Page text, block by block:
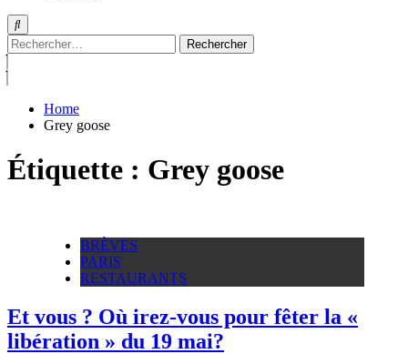
Rechercher :
Home
Grey goose
Étiquette : Grey goose
BRÈVES
PARIS
RESTAURANTS
Et vous ? Où irez-vous pour fêter la «
libération » du 19 mai?